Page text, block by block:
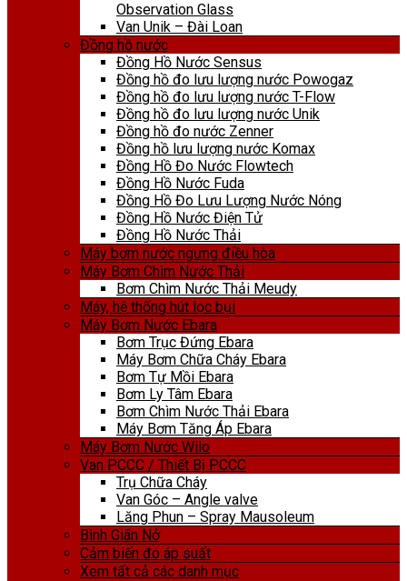
Observation Glass
Van Unik – Đài Loan
Đồng hồ nước
Đồng Hồ Nước Sensus
Đồng hồ đo lưu lượng nước Powogaz
Đồng hồ đo lưu lượng nước T-Flow
Đồng hồ đo lưu lượng nước Unik
Đồng hồ đo nước Zenner
Đồng hồ lưu lượng nước Komax
Đồng Hồ Đo Nước Flowtech
Đồng Hồ Nước Fuda
Đồng Hồ Đo Lưu Lượng Nước Nóng
Đồng Hồ Nước Điện Tử
Đồng Hồ Nước Thải
Máy bơm nước ngưng điều hòa
Máy Bơm Chìm Nước Thải
Bơm Chìm Nước Thải Meudy
Máy, hệ thống hút lọc bụi
Máy Bơm Nước Ebara
Bơm Trục Đứng Ebara
Máy Bơm Chữa Cháy Ebara
Bơm Tự Mồi Ebara
Bơm Ly Tâm Ebara
Bơm Chìm Nước Thải Ebara
Máy Bơm Tăng Áp Ebara
Máy Bơm Nước Wilo
Van PCCC / Thiết Bị PCCC
Trụ Chữa Cháy
Van Góc – Angle valve
Lăng Phun – Spray Mausoleum
Bình Giãn Nở
Cảm biến đo áp suất
Xem tất cả các danh mục